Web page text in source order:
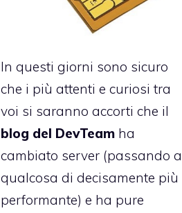
In questi giorni sono sicuro
che i più attenti e curiosi tra
voi si saranno accorti che il
blog del DevTeam ha
cambiato server (passando a
qualcosa di decisamente più
performante) e ha pure